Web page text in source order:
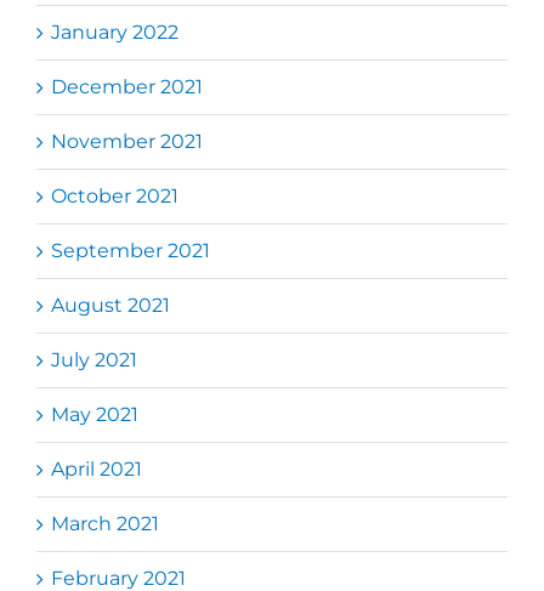
January 2022
December 2021
November 2021
October 2021
September 2021
August 2021
July 2021
May 2021
April 2021
March 2021
February 2021